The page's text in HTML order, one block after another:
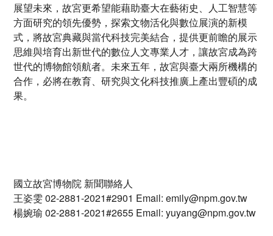
展望未來，故宮更希望能藉助臺大在藝術史、人工智慧等
方面研究的領先優勢，探索文物活化與數位展演的新模
式，將故宮典藏與當代科技完美結合，提供更前瞻的展示
思維與培育出新世代的數位人文專業人才，讓故宮成為跨
世代的博物館領航者。未來五年，故宮與臺大兩所機構的
合作，必將在教育、研究與文化科技推廣上產出豐碩的成
果。
國立故宮博物院 新聞聯絡人
王姿雯 02-2881-2021#2901 Email: emily@npm.gov.tw
楊婉瑜 02-2881-2021#2655 Email: yuyang@npm.gov.tw